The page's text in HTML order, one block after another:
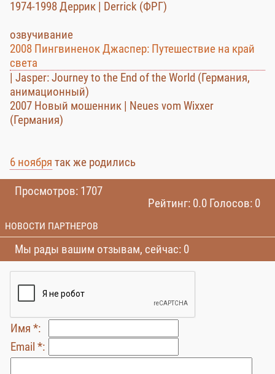
1974-1998 Деррик | Derrick (ФРГ)
озвучивание
2008 Пингвиненок Джаспер: Путешествие на край
света
| Jasper: Journey to the End of the World (Германия,
анимационный)
2007 Новый мошенник | Neues vom Wixxer
(Германия)
6 ноября так же родились
Просмотров: 1707
Рейтинг: 0.0 Голосов: 0
НОВОСТИ ПАРТНЕРОВ
Мы рады вашим отзывам, сейчас: 0
Имя *:
Email *: